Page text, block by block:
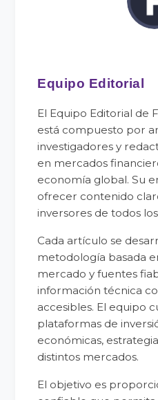
Equipo Editorial
El Equipo Editorial de
está compuesto por
investigadores y
en mercados
economía global. Su
ofrecer contenido
inversores de todos
Cada artículo se
metodología basada
mercado y fuentes
información técnica
accesibles. El equipo
plataformas de
económicas,
distintos mercados.
El objetivo es